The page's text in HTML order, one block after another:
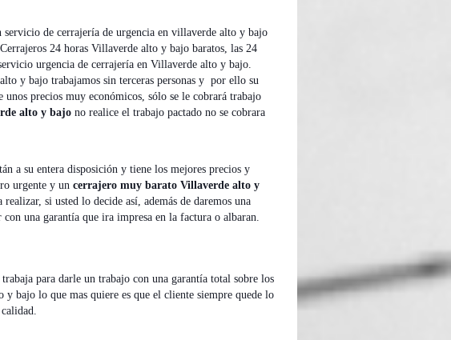
servicio de cerrajería de urgencia en villaverde alto y bajo
24 horas Villaverde alto y bajo baratos, las 24
urgencia de cerrajería en Villaverde alto y bajo.
y bajo trabajamos sin terceras personas y por ello su
precios muy económicos, sólo se le cobrará trabajo
alto y bajo no realice el trabajo pactado no se cobrara
a su entera disposición y tiene los mejores precios y
urgente y uncerrajero muy barato Villaverde alto y
si usted lo decide así, además de daremos una
una garantía que ira impresa en la factura o albaran.
trabaja para darle un trabajo con una garantía total sobre los
bajo lo que mas quiere es que el cliente siempre quede lo